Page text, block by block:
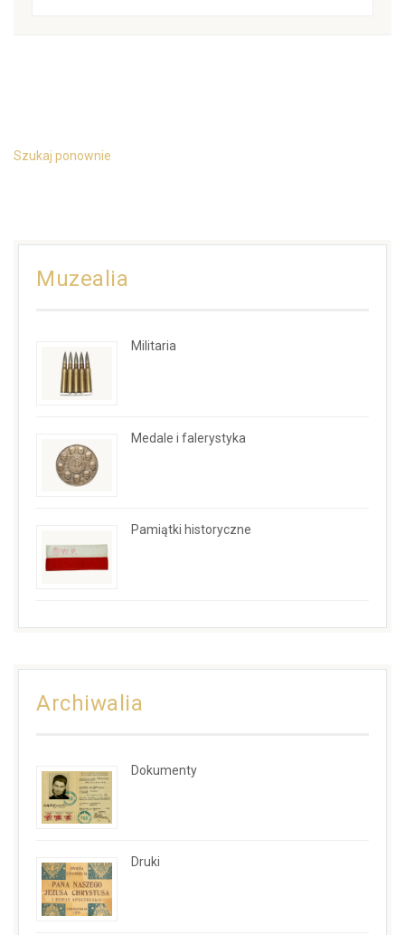
Szukaj ponownie
Muzealia
Militaria
Medale i falerystyka
Pamiątki historyczne
Archiwalia
Dokumenty
Druki